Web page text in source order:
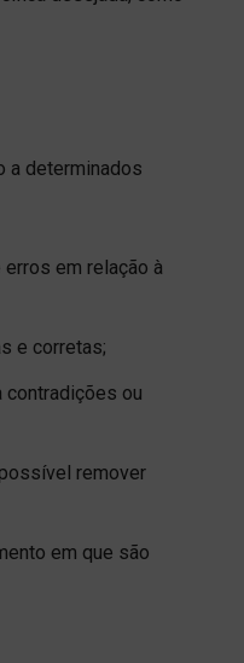
a determinados
em relação à
e corretas;
contradições ou
remover
em que são